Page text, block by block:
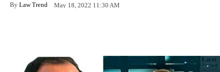
By Law Trend May 18, 2022 11:30 AM